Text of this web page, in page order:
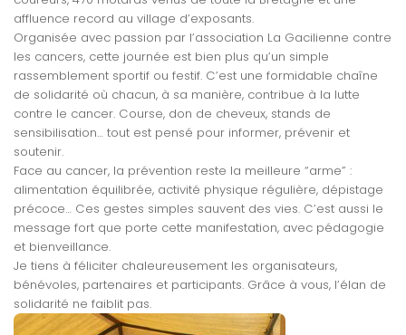
affluence record au village d’exposants.
Organisée avec passion par l’association La Gacilienne contre
les cancers, cette journée est bien plus qu’un simple
rassemblement sportif ou festif. C’est une formidable chaîne
de solidarité où chacun, à sa manière, contribue à la lutte
contre le cancer. Course, don de cheveux, stands de
sensibilisation… tout est pensé pour informer, prévenir et
soutenir.
Face au cancer, la prévention reste la meilleure “arme” :
alimentation équilibrée, activité physique régulière, dépistage
précoce… Ces gestes simples sauvent des vies. C’est aussi le
message fort que porte cette manifestation, avec pédagogie
et bienveillance.
Je tiens à féliciter chaleureusement les organisateurs,
bénévoles, partenaires et participants. Grâce à vous, l’élan de
solidarité ne faiblit pas.